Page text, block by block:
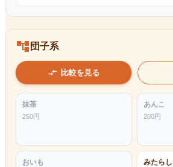
account_tree 団子系
compare_arrows 比較を見る
抹茶
250円
あんこ
200円
おいも みたらし